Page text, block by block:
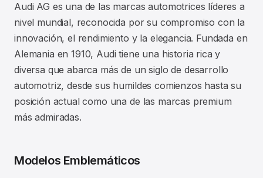
Audi AG es una de las marcas automotrices líderes a
nivel mundial, reconocida por su compromiso con la
innovación, el rendimiento y la elegancia. Fundada en
Alemania en 1910, Audi tiene una historia rica y
diversa que abarca más de un siglo de desarrollo
automotriz, desde sus humildes comienzos hasta su
posición actual como una de las marcas premium
más admiradas.
Modelos Emblemáticos